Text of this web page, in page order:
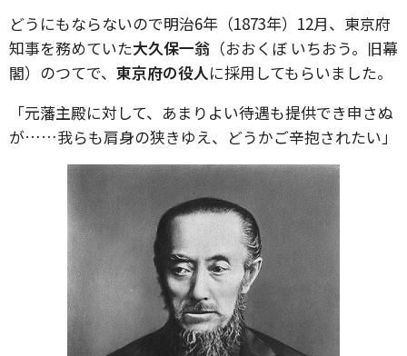
どうにもならないので明治6年（1873年）12月、東京府
知事を務めていた大久保一翁 （おおくぼ いちおう。旧幕
閣）のつてで、 東京府の役人に採用してもらいました。
「元藩主殿に対して、あまりよい待遇も提供でき申さぬ
が……我らも肩身の狭きゆえ、どうかご辛抱されたい」